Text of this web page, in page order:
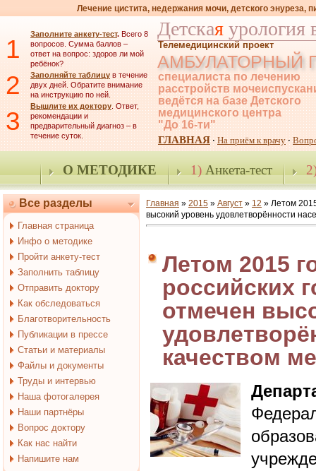
Лечение цистита, недержания мочи, детского энуреза,
1 Заполните анкету-тест. Всего 8
вопросов. Сумма баллов –
ответ на вопрос: здоров ли мой
ребёнок?
2 Заполняйте таблицу в течение
двух дней. Обратите внимание
на инструкцию по ней.
3 Вышлите их доктору. Ответ,
рекомендации и
предварительный диагноз – в
течение суток.
Детская урология
Телемедицинский проект
АМБУЛАТОРНЫЙ
специалиста по лечению
расстройств
ведётся на базе Детского
медицинского центра
"До 16-ти"
ГЛАВНАЯ · На приём к врачу ·
О МЕТОДИКЕ 1)Анкета-тест
Все разделы
Главная страница
Инфо о методике
Пройти анкету-тест
Заполнить таблицу
Отправить доктору
Как обследоваться
Благотворительность
Публикации в прессе
Статьи и материалы
Файлы и документы
Труды и интервью
Наша фотогалерея
Наши партнёры
Вопрос доктору
Как нас найти
Напишите нам
Главная » 2015 » Август » 12 » Летом
высокий уровень удовлетворённости
Летом 2015
российских
отмечен
качеством